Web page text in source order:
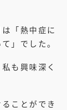
「熱中症に
」でした。
も興味深く
ことができ